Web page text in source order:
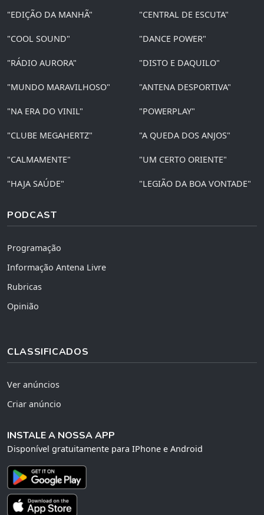
"EDIÇÃO DA MANHÃ" "CENTRAL DE ESCUTA"
"COOL SOUND" "DANCE POWER"
"RÁDIO AURORA" "DISTO E DAQUILO"
"MUNDO MARAVILHOSO" "ANTENA DESPORTIVA"
"NA ERA DO VINIL" "POWERPLAY"
"CLUBE MEGAHERTZ" "A QUEDA DOS ANJOS"
"CALMAMENTE" "UM CERTO ORIENTE"
"HAJA SAÚDE" "LEGIÃO DA BOA VONTADE"
PODCAST
Programação
Informação Antena Livre
Rubricas
Opinião
CLASSIFICADOS
Ver anúncios
Criar anúncio
INSTALE A NOSSA APP
Disponível gratuitamente para IPhone e Android